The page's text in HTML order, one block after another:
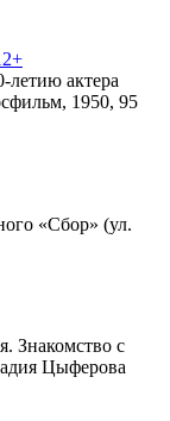
актера
1950, 95
«Сбор» (ул.
Знакомство с
Цыферова